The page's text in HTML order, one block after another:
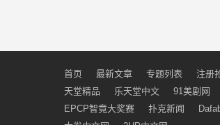
首页 最新文章 专题列表 注册
天堂精品
乐天堂中文 91美剧网
EPCP智竟大奖赛
扑克新闻